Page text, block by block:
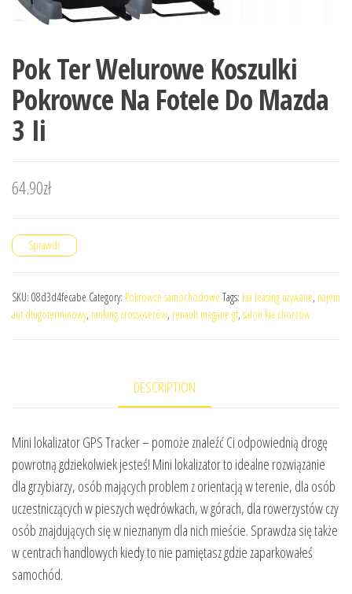
Pok Ter Welurowe Koszulki
Pokrowce Na Fotele Do Mazda
3 Ii
64.90zł
Sprawdź
SKU: 08d3d4fecabe Category: Pokrowce samochodowe Tags: kia leasing używane, najem
aut długoterminowy, ranking crossoverów, renault megane gt, salon kia chorzów
DESCRIPTION
Mini lokalizator GPS Tracker – pomoże znaleźć Ci odpowiednią drogę
powrotną gdziekolwiek jesteś! Mini lokalizator to idealne rozwiązanie
dla grzybiarzy, osób mających problem z orientacją w terenie, dla osób
uczestniczących w pieszych wędrówkach, w górach, dla rowerzystów czy
osób znajdujących się w nieznanym dla nich mieście. Sprawdza się także
w centrach handlowych kiedy to nie pamiętasz gdzie zaparkowałeś
samochód.